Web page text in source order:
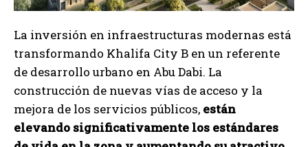
La inversión en infraestructuras modernas está
transformando Khalifa City B en un referente
de desarrollo urbano en Abu Dabi. La
construcción de nuevas vías de acceso y la
mejora de los servicios públicos, están
elevando significativamente los estándares